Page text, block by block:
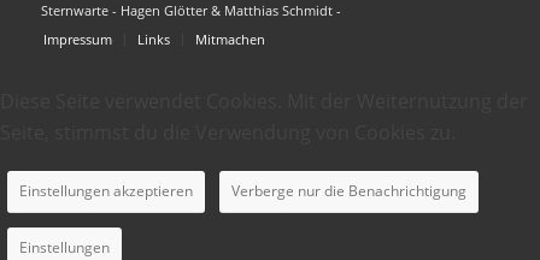
Sternwarte - Hagen Glötter & Matthias Schmidt -
Impressum
Links Mitmachen
Einstellungen akzeptieren Verberge nur die Benachrichtigung
Einstellungen